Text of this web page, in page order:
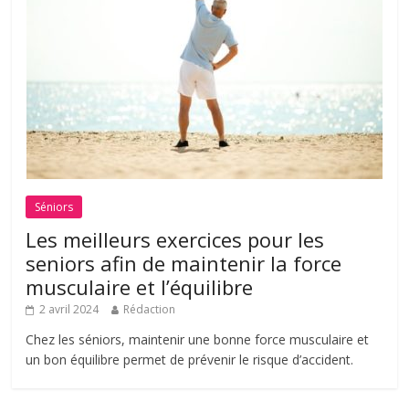
Séniors
Les meilleurs exercices pour les
seniors afin de maintenir la force
musculaire et l’équilibre
2 avril 2024 Rédaction
Chez les séniors, maintenir une bonne force musculaire et
un bon équilibre permet de prévenir le risque d’accident.